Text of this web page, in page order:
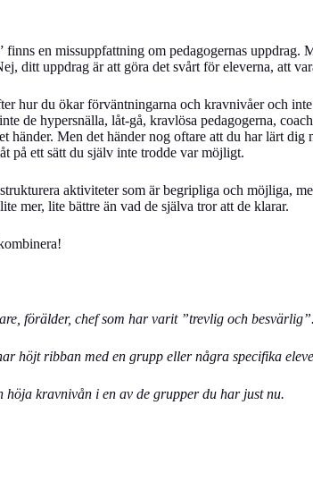
en missuppfattning om pedagogernas uppdrag.
ditt uppdrag är att göra det svårt för eleverna, att
hur du ökar förväntningarna och kravnivåer och
de hypersnälla, låt-gå, kravlösa pedagogerna,
händer. Men det händer nog oftare att du har lärt dig
på ett sätt du själv inte trodde var möjligt.
aktiviteter som är begripliga och möjliga,
mer, lite bättre än vad de själva tror att de klarar.
förälder, chef som har varit ”trevlig och
höjt ribban med en grupp eller några specifika
höja kravnivån i en av de grupper du har just nu.